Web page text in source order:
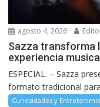
agosto 4, 2026
Sazza transforma
experiencia
ESPECIAL. – Sazza
formato tradicional
Curiosidades y